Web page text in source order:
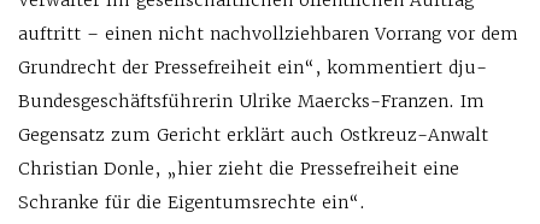
auftritt – einen nicht nachvollziehbaren Vorrang vor dem
Grundrecht der Pressefreiheit ein“, kommentiert dju-
Bundesgeschäftsführerin Ulrike Maercks-Franzen. Im
Gegensatz zum Gericht erklärt auch Ostkreuz-Anwalt
Christian Donle, „hier zieht die Pressefreiheit eine
Schranke für die Eigentumsrechte ein“.